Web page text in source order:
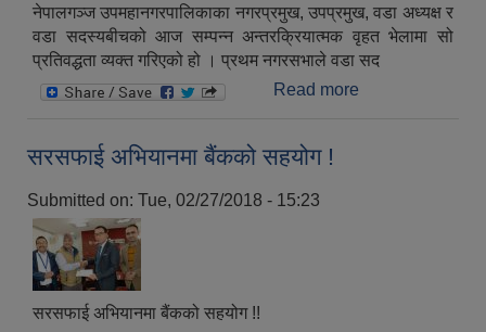
नेपालगञ्ज उपमहानगरपालिकाका नगरप्रमुख, उपप्रमुख, वडा अध्यक्ष र
वडा सदस्यबीचको आज सम्पन्न अन्तरक्रियात्मक वृहत भेलामा सो
प्रतिवद्धता व्यक्त गरिएको हो । प्रथम नगरसभाले वडा सद
Read more
सरसफाई अभियानमा बैंकको सहयोग !
Submitted on: Tue, 02/27/2018 - 15:23
सरसफाई अभियानमा बैंकको सहयोग !!